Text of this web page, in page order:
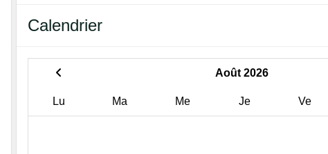
Calendrier
Août 2026
Lu Ma Me Je Ve